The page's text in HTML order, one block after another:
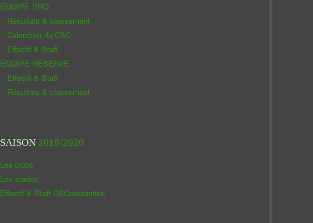
ÉQUIPE PRO
Résultats & classement
Calendrier du CSC
Effectif & Staff
ÉQUIPE RÉSERVE
Effectif & Staff
Résultats & classement
SAISON 2019/2020
Les clubs
Les stades
Effectif & Staff CSConstantine